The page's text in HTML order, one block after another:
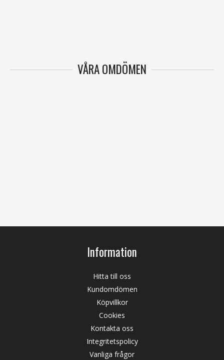
VÅRA OMDÖMEN
Information
Hitta till oss
Kundomdömen
Köpvillkor
Cookies
Kontakta oss
Integritetspolicy
Vanliga frågor